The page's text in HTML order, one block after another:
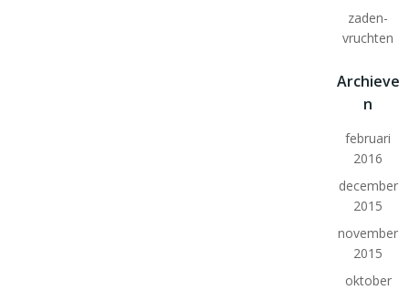
zaden-
vruchten
Archieve
n
februari
2016
december
2015
november
2015
oktober